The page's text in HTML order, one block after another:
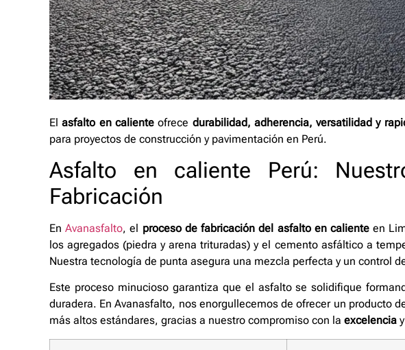
Elasfalto en calienteofrece durabilidad, adherencia, versatilidad y
para proyectos de construcción y pavimentación en Perú.
Asfalto en caliente Perú:
Fabricación
EnAvanasfalto, el proceso de fabricación del asfalto en calienteen
los agregados (piedra y arena trituradas) y el cemento asfáltico a
Nuestra tecnología de punta asegura una mezcla perfecta y un control
Este proceso minucioso garantiza que el asfalto se solidifique
duradera. En Avanasfalto, nos enorgullecemos de ofrecer un producto
más altos estándares, gracias a nuestro compromiso con la excelencia